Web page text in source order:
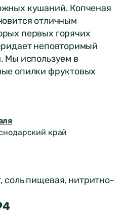
кушаний. Копченая
отличным
первых горячих
неповторимый
Мы используем в
опилки фруктовых
край
соль пищевая, нитритно-